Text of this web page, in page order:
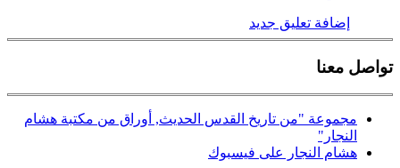
إضافة تعليق جديد
تواصل معنا
مجموعة "من تاريخ القدس الحديث, أوراق من مكتبة هشام
النجار"
هشام النجار على فيسبوك